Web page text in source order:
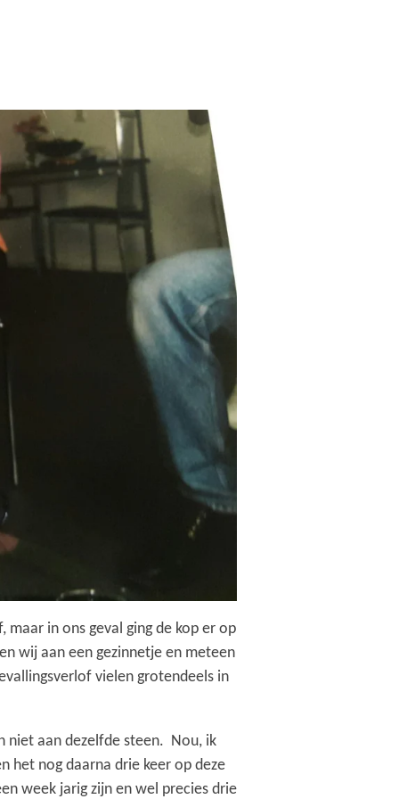
maar in ons geval ging de kop er op
wij aan een gezinnetje en meteen
vielen grotendeels in
niet aan dezelfde steen. Nou, ik
het nog daarna drie keer op deze
week jarig zijn en wel precies drie